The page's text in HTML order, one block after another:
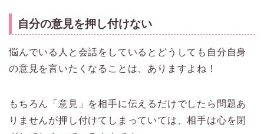
自分の意見を押し付けない
悩んでいる人と会話をしているとどうしても自分自身
の意見を言いたくなることは、ありますよね！
もちろん「意見」を相手に伝えるだけでしたら問題あ
りませんが押し付けてしまっていては、相手は心を閉